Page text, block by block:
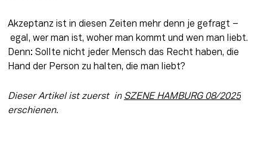
Akzeptanz ist in diesen Zeiten mehr denn je gefragt –
egal, wer man ist, woher man kommt und wen man liebt.
Denn: Sollte nicht jeder Mensch das Recht haben, die
Hand der Person zu halten, die man liebt?
Dieser Artikel ist zuerst in SZENE HAMBURG 08/2025
erschienen.